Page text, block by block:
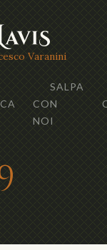
Varanini
SALPA
CON
NOI